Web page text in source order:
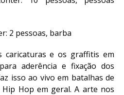
caricaturas e os graffitis em
aderência e fixação dos
isso ao vivo em batalhas de
Hop em geral. A arte nos